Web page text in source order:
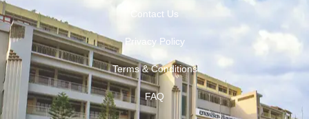
Contact Us
Privacy Policy
Terms & Conditions
FAQ